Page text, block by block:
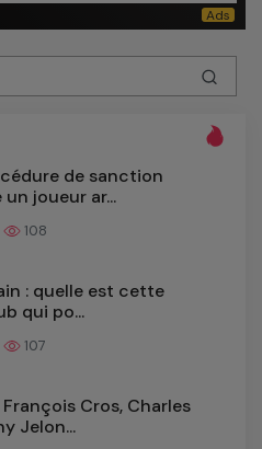
de sanction
joueur ar...
108
: quelle est cette
qui po...
107
Cros, Charles
Jelon...